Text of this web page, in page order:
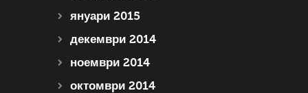
януари 2015
декември 2014
ноември 2014
октомври 2014